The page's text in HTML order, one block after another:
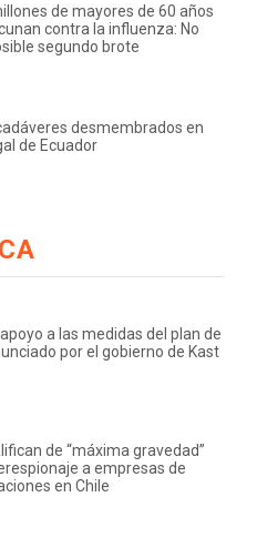
de mayores de 60 años
contra la influenza: No
segundo brote
desmembrados en
de Ecuador
a las medidas del plan de
por el gobierno de Kast
de “máxima gravedad”
a empresas de
en Chile